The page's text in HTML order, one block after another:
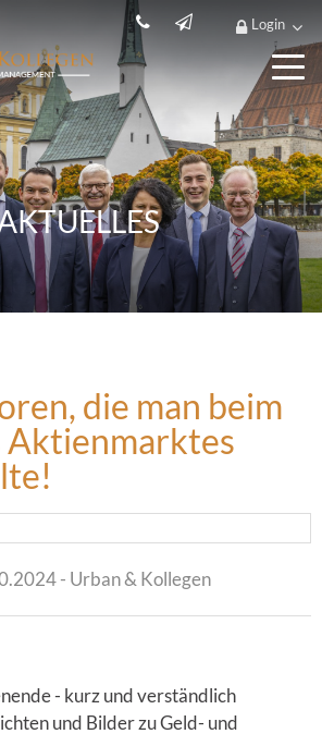
Login
die man beim
Aktienmarktes
- Urban & Kollegen
- kurz und verständlich
und Bilder zu Geld- und